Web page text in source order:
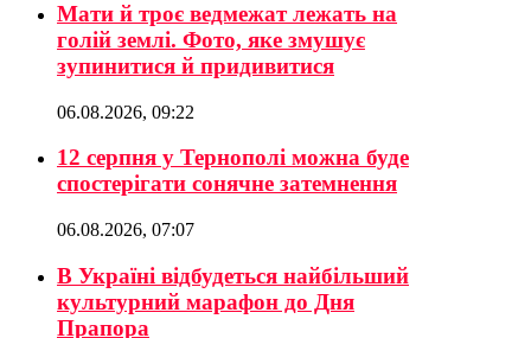
Мати й троє ведмежат лежать на
голій землі. Фото, яке змушує
зупинитися й придивитися
06.08.2026, 09:22
12 серпня у Тернополі можна буде
спостерігати сонячне затемнення
06.08.2026, 07:07
В Україні відбудеться найбільший
культурний марафон до Дня
Прапора